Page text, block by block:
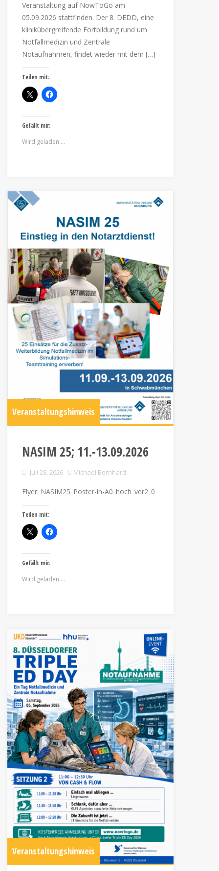
Veranstaltung auf NowToGo am
05.09.2026 stattfinden. Der 8. DEDD, eine
klinikübergreifende Fortbildung rund um
Notfallmedizin und Zentrale
Notaufnahmen, findet wieder mit dem […]
Teilen mit:
Gefällt mir:
Wird geladen …
Veranstaltungshinweis
NASIM 25; 11.-13.09.2026
Juli 28, 2026 Michael Bernhard
Flyer: NASIM25_Poster-in-A0_hoch_ver2_0
Teilen mit:
Gefällt mir:
Wird geladen …
Veranstaltungshinweis